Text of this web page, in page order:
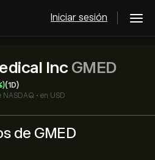
Iniciar sesión
Inc GMED
(1D)
NASDAQ • en USD
de GMED